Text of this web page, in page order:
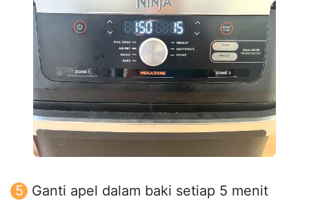
Ganti apel dalam baki setiap 5 menit